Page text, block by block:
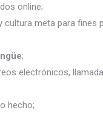
online;
cultura meta para fines
;
electrónicos,
hecho;